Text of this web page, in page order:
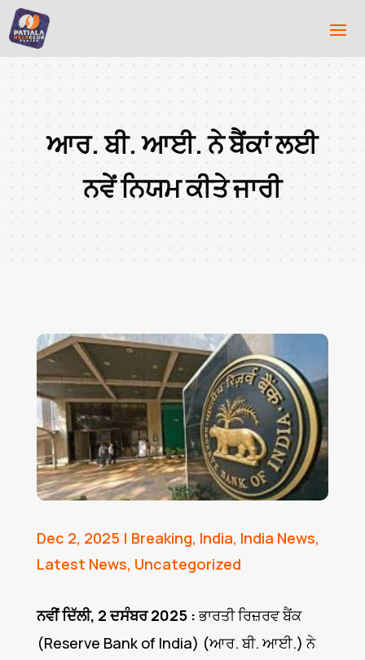
ਆਰ. ਬੀ. ਆਈ. ਨੇ ਬੈਂਕਾਂ ਲਈ
ਨਵੇਂ ਨਿਯਮ ਕੀਤੇ ਜਾਰੀ
Dec 2, 2025 | Breaking, India, India News,
Latest News, Uncategorized
ਨਵੀਂ ਦਿੱਲੀ, 2 ਦਸੰਬਰ 2025 :ਭਾਰਤੀ ਰਿਜ਼ਰਵ ਬੈਂਕ
(Reserve Bank of India) (ਆਰ. ਬੀ. ਆਈ.) ਨੇ